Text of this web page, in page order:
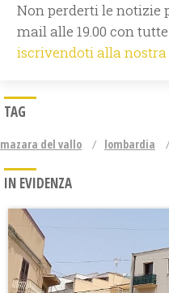
Non perderti le notizie
mail alle 19.00 con
iscrivendoti alla
TAG
mazara del vallo lombardia
IN EVIDENZA